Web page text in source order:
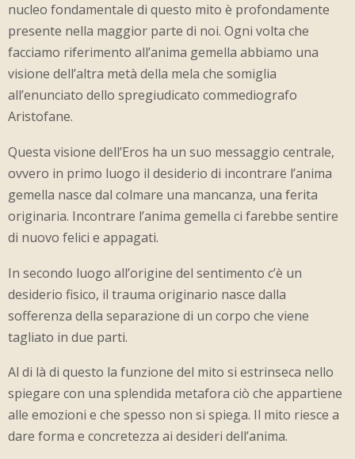
nucleo fondamentale di questo mito è profondamente
presente nella maggior parte di noi. Ogni volta che
facciamo riferimento all’anima gemella abbiamo una
visione dell’altra metà della mela che somiglia
all’enunciato dello spregiudicato commediografo
Aristofane.
Questa visione dell’Eros ha un suo messaggio centrale,
ovvero in primo luogo il desiderio di incontrare l’anima
gemella nasce dal colmare una mancanza, una ferita
originaria. Incontrare l’anima gemella ci farebbe sentire
di nuovo felici e appagati.
In secondo luogo all’origine del sentimento c’è un
desiderio fisico, il trauma originario nasce dalla
sofferenza della separazione di un corpo che viene
tagliato in due parti.
Al di là di questo la funzione del mito si estrinseca nello
spiegare con una splendida metafora ciò che appartiene
alle emozioni e che spesso non si spiega. Il mito riesce a
dare forma e concretezza ai desideri dell’anima.